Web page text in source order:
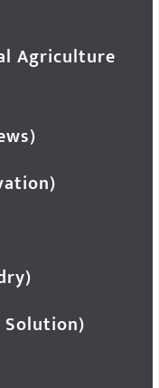
Agriculture
Solution)